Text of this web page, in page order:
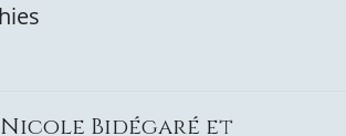
Nicole Bidégaré et